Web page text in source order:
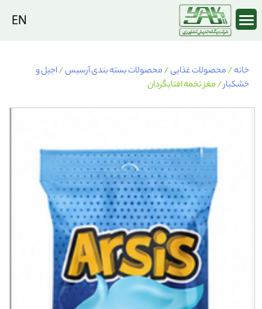
Skip
content
خانه/محصولات غذایی/محصولات بسته بندی آرسیس/اجیل و
خشکبار/ مغز تخمه افتابگردان